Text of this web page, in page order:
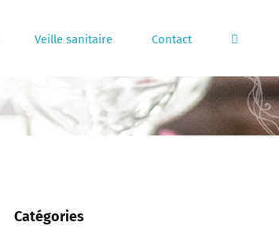
Veille sanitaire Contact
Catégories